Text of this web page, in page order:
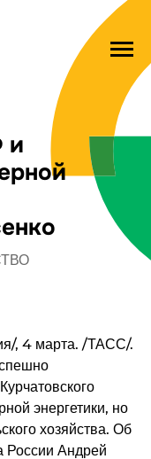
и
, 4 марта. /ТАСС/.
энергетики, но
хозяйства. Об
России Андрей